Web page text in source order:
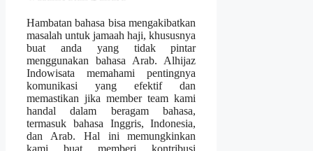
Hambatan bahasa bisa mengakibatkan
masalah untuk jamaah haji, khususnya
buat anda yang tidak pintar
menggunakan bahasa Arab. Alhijaz
Indowisata memahami pentingnya
komunikasi yang efektif dan
memastikan jika member team kami
handal dalam beragam bahasa,
termasuk bahasa Inggris, Indonesia,
dan Arab. Hal ini memungkinkan
kami buat memberi kontribusi